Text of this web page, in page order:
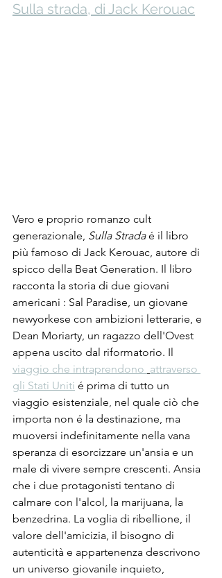
Sulla strada, di Jack Kerouac
Vero e proprio romanzo cult
generazionale, Sulla Strada é il libro
più famoso di Jack Kerouac, autore di
spicco della Beat Generation. Il libro
racconta la storia di due giovani
americani : Sal Paradise, un giovane
newyorkese con ambizioni letterarie, e
Dean Moriarty, un ragazzo dell'Ovest
appena uscito dal riformatorio. Il
viaggio che intraprendono attraverso
gli Stati Uniti é prima di tutto un
viaggio esistenziale, nel quale ciò che
importa non é la destinazione, ma
muoversi indefinitamente nella vana
speranza di esorcizzare un'ansia e un
male di vivere sempre crescenti. Ansia
che i due protagonisti tentano di
calmare con l'alcol, la marijuana, la
benzedrina. La voglia di ribellione, il
valore dell'amicizia, il bisogno di
autenticità e appartenenza descrivono
un universo giovanile inquieto,